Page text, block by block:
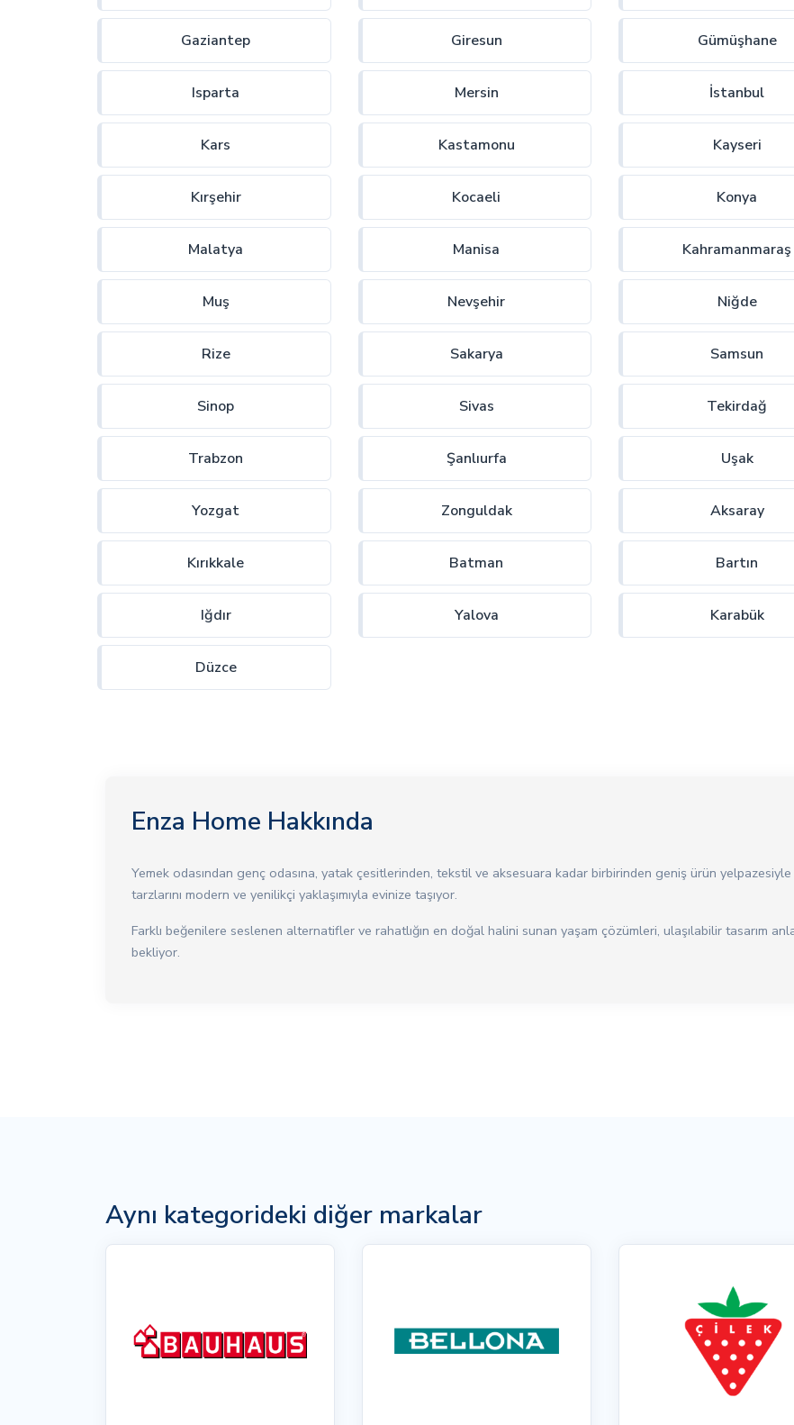
Gaziantep Giresun Gümüşhane
Isparta Mersin İstanbul
Kars Kastamonu Kayseri
Kırşehir Kocaeli Konya
Malatya Manisa Kahramanmaraş
Muş Nevşehir Niğde
Rize Sakarya Samsun
Sinop Sivas Tekirdağ
Trabzon Şanlıurfa Uşak
Yozgat Zonguldak Aksaray
Kırıkkale Batman Bartın
Iğdır Yalova Karabük
Düzce
Enza Home Hakkında
Yemek odasından genç odasına, yatak çesitlerinden, tekstil ve aksesuara kadar birbirinden geniş ürün
tarzlarını modern ve yenilikçi yaklaşımıyla evinize taşıyor.
Farklı beğenilere seslenen alternatifler ve rahatlığın en doğal halini sunan yaşam çözümleri, ulaşılabilir tasarım
bekliyor.
Aynı kategorideki diğer markalar